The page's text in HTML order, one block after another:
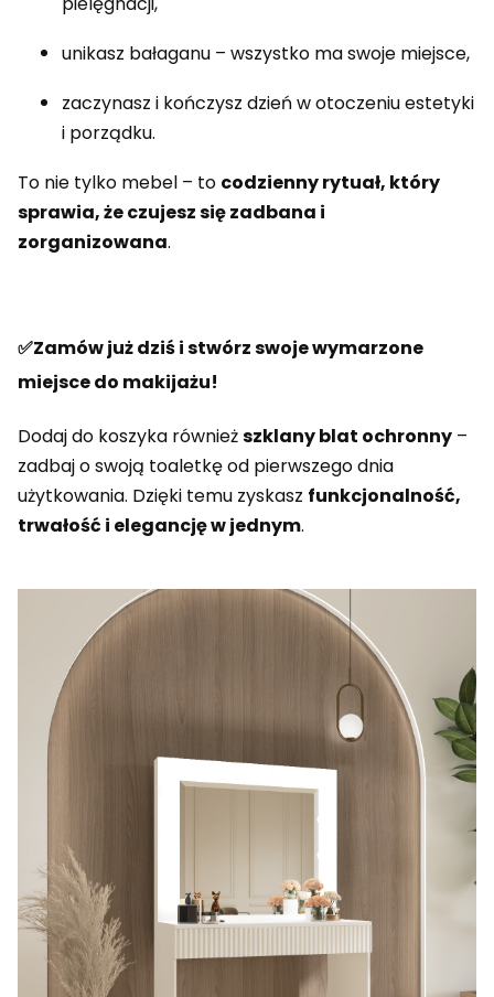
unikasz bałaganu – wszystko ma swoje miejsce,
zaczynasz i kończysz dzień w otoczeniu estetyki
i porządku.
To nie tylko mebel – to codzienny rytuał, który
sprawia, że czujesz się zadbana i
zorganizowana.
✅Zamów już dziś i stwórz swoje wymarzone
miejsce do makijażu!
Dodaj do koszyka równieższklany blat ochronny –
zadbaj o swoją toaletkę od pierwszego dnia
użytkowania. Dzięki temu zyskasz funkcjonalność,
trwałość i elegancję w jednym.